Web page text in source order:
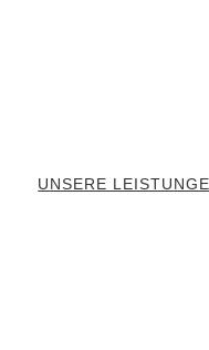
UNSERE